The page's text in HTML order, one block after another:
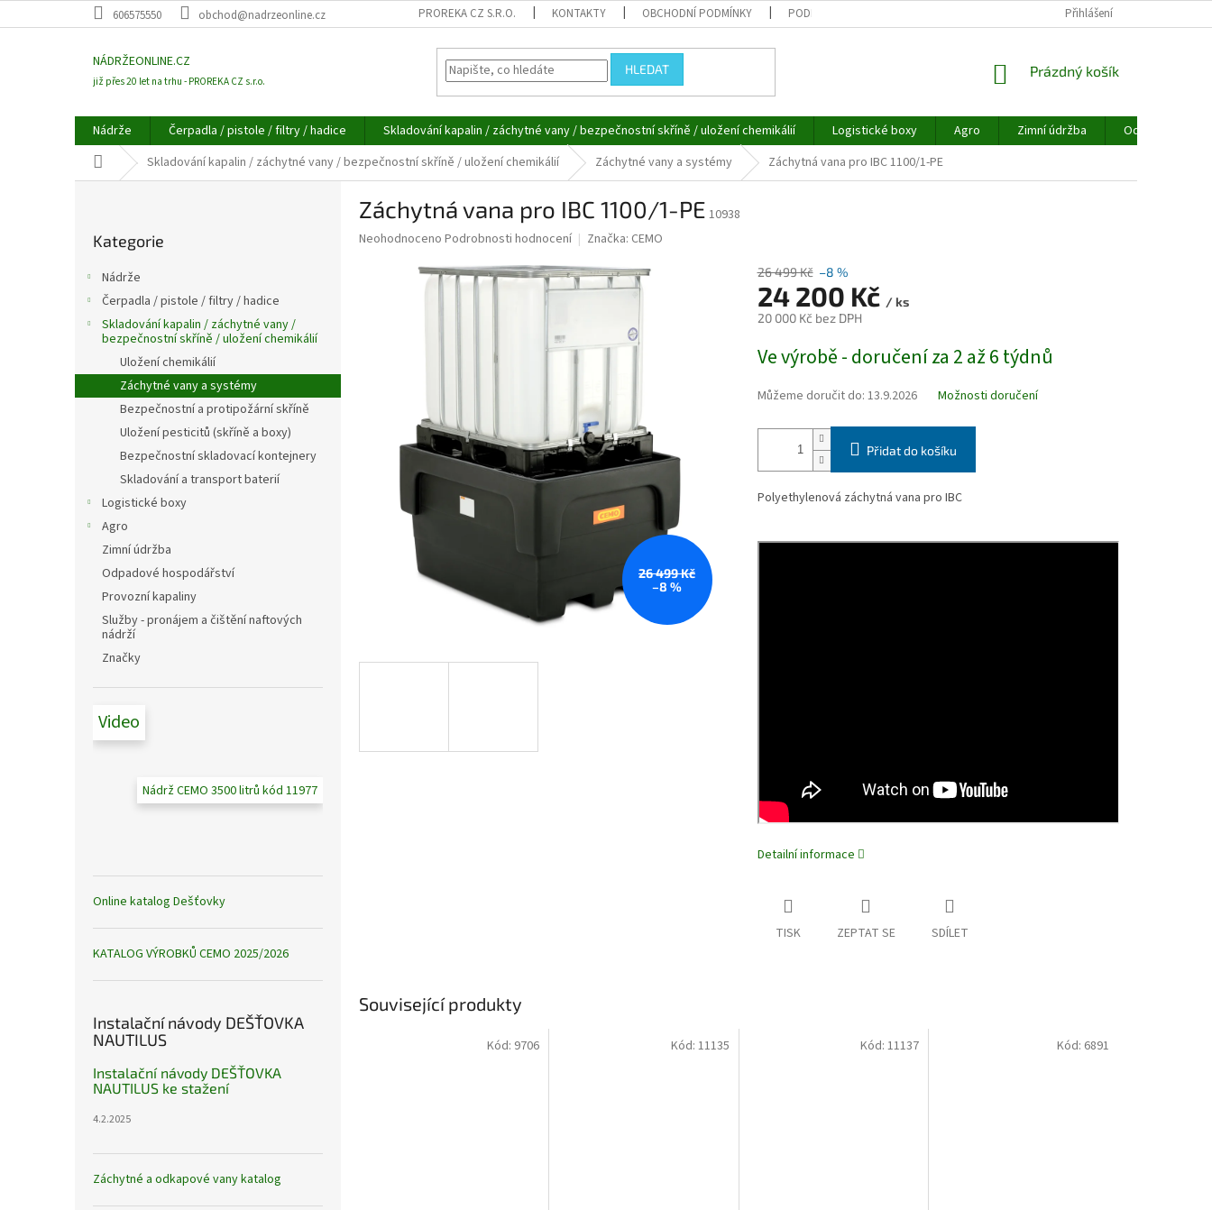
na
606575550 obchod@nadrzeonline.cz PROREKA CZ S.R.O. KONTAKTY OBCHODNÍ PODMÍNKY PODMÍNKY OCHRANY OSOBNÍCH ÚDAJŮ REKLAMACEPřihlášení
NÁDRŽEONLINE.CZ
již přes 20 let na trhu - PROREKA CZ s.r.o.
HLEDAT
NÁKUPNÍ
Prázdný košík
Nádrže Čerpadla / pistole / filtry / hadice Skladování kapalin / záchytné vany / bezpečnostní skříně / uložení chemikálií Logistické boxy Agro Zimní údržba
Odpadové
Domů Skladování kapalin / záchytné vany / bezpečnostní skříně / uložení chemikálií Záchytné vany a systémy Záchytná vana pro IBC 1100/1-PE
p
kategorie
Kategorie
Nádrže
Čerpadla / pistole / filtry / hadice
Skladování kapalin / záchytné vany /
bezpečnostní skříně / uložení chemikálií
Uložení chemikálií
Záchytné vany a systémy
Bezpečnostní a protipožární skříně
Uložení pesticitů (skříně a boxy)
Bezpečnostní skladovací kontejnery
Skladování a transport baterií
Logistické boxy
Agro
Zimní údržba
Odpadové hospodářství
Provozní kapaliny
Služby - pronájem a čištění naftových
nádrží
Značky
Video
Nádrž CEMO 3500 litrů kód 11977
Online katalog Dešťovky
KATALOG VÝROBKŮ CEMO 2025/2026
Instalační návody DEŠŤOVKA
NAUTILUS
Instalační návody DEŠŤOVKA
NAUTILUS ke stažení
4.2.2025
Záchytné a odkapové vany katalog
Záchytná vana pro IBC 1100/1-PE 10938
Průměrné
Neohodnoceno Podrobnosti hodnocení Značka: CEMO
26 499 Kč
–8 %
26 499 Kč –8 %
24 200 Kč / ks
20 000 Kč bez DPH
cena:
Ve výrobě - doručení za 2 až 6 týdnů
Můžeme doručit do: 13.9.2026 Možnosti doručení
Přidat do košíku
Polyethylenová záchytná vana pro IBC
Detailní informace
TISK ZEPTAT SE SDÍLET
Související produkty
Kód: 9706 Kód: 11135 Kód:11137 Kód: 6891